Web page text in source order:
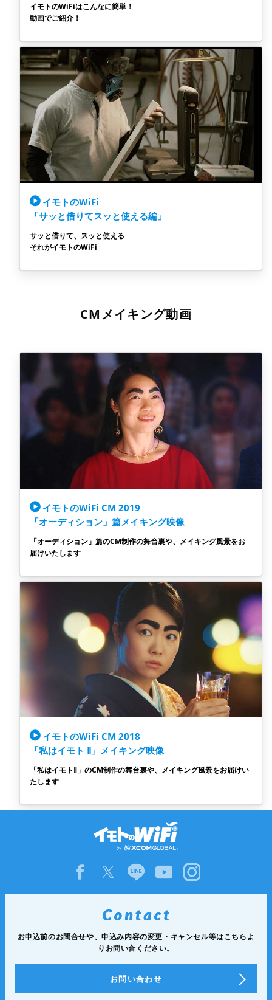
イモトのWiFiはこんなに簡単！
動画でご紹介！
イモトのWiFi
「サッと借りてスッと使える編」
サッと借りて、スッと使える
それがイモトのWiFi
CMメイキング動画
イモトのWiFi CM 2019
「オーディション」篇メイキング映像
「オーディション」篇のCM制作の舞台裏や、メイキング風景をお
届けいたします
イモトのWiFi CM 2018
「私はイモト Ⅱ」メイキング映像
「私はイモトⅡ」のCM制作の舞台裏や、メイキング風景をお届けい
たします
お申込前のお問合せや、申込み内容の変更・キャンセル等はこちらよ
りお問い合ください。
お問い合わせ